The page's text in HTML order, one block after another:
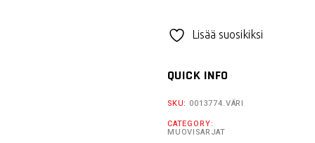
Lisää suosikiksi
QUICK INFO
SKU: 0013774.VÄRI
CATEGORY:
MUOVISARJAT